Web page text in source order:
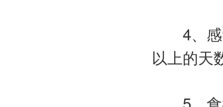
4、感
以上的天